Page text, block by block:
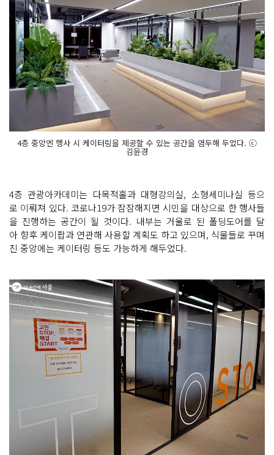
4층 중앙엔 행사 시 케이터링을 제공할 수 있는 공간을 염두해 두었다. ⓒ
김윤경
4층 관광아카데미는 다목적홀과 대형강의실, 소형세미나실 등으
로 이뤄져 있다. 코로나19가 잠잠해지면 시민을 대상으로 한 행사들
을 진행하는 공간이 될 것이다. 내부는 거울로 된 폴딩도어를 달
아 향후 케이팝과 연관해 사용할 계획도 하고 있으며, 식물들로 꾸며
진 중앙에는 케이터링 등도 가능하게 해두었다.